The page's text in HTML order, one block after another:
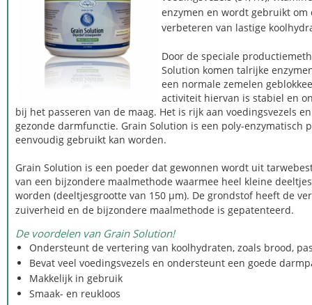
enzymen en wordt gebruikt om
verbeteren van lastige
Door de speciale
Solution komen talrijke
een normale zemelen
activiteit hiervan is stabiel en
bij het passeren van de maag. Het is rijk aan voedingsvezels
gezonde darmfunctie. Grain Solution is een poly-enzymatisch
eenvoudig gebruikt kan worden.
Grain Solution is een poeder dat gewonnen wordt uit
van een bijzondere maalmethode waarmee heel kleine
worden (deeltjesgrootte van 150 µm). De grondstof heeft de
zuiverheid en de bijzondere maalmethode is gepatenteerd.
De voordelen van Grain Solution!
Ondersteunt de vertering van koolhydraten, zoals brood,
Bevat veel voedingsvezels en ondersteunt een goede
Makkelijk in gebruik
Smaak- en reukloos